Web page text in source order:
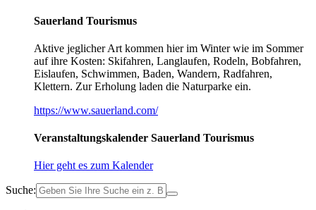
Sauerland Tourismus
Aktive jeglicher Art kommen hier im Winter wie im Sommer
auf ihre Kosten: Skifahren, Langlaufen, Rodeln, Bobfahren,
Eislaufen, Schwimmen, Baden, Wandern, Radfahren,
Klettern. Zur Erholung laden die Naturparke ein.
https://www.sauerland.com/
Veranstaltungskalender Sauerland Tourismus
Hier geht es zum Kalender
Suche: